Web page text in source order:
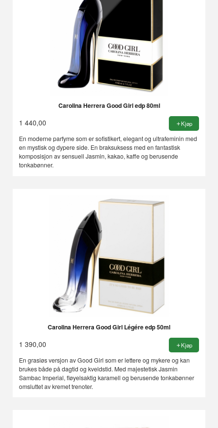
Carolina Herrera Good Girl edp 80ml
1 440,00 Kjøp
En moderne parfyme som er sofistikert, elegant og ultrafeminin med
en mystisk og dypere side. En braksuksess med en fantastisk
komposisjon av sensuell Jasmin, kakao, kaffe og berusende
tonkabønner.
Carolina Herrera Good Girl Légére edp 50ml
1 390,00 Kjøp
En grasiøs versjon av Good Girl som er lettere og mykere og kan
brukes både på dagtid og kveldstid. Med majestetisk Jasmin
Sambac Imperial, fløyelsaktig karamell og berusende tonkabønner
omsluttet av kremet trenoter.